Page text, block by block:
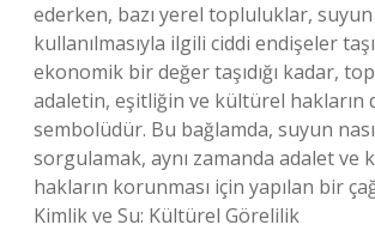
ederken, bazı yerel topluluklar,
kullanılmasıyla ilgili ciddi endişeler
ekonomik bir değer taşıdığı kadar,
adaletin, eşitliğin ve kültürel hakların
sembolüdür. Bu bağlamda, suyun nasıl
sorgulamak, aynı zamanda adalet ve
hakların korunması için yapılan bir
Kimlik ve Su: Kültürel Görelilik